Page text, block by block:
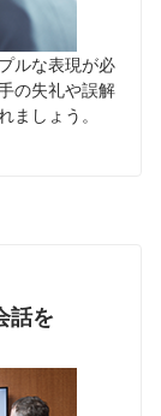
ルな表現が必
の失礼や誤解
ましょう。
話を